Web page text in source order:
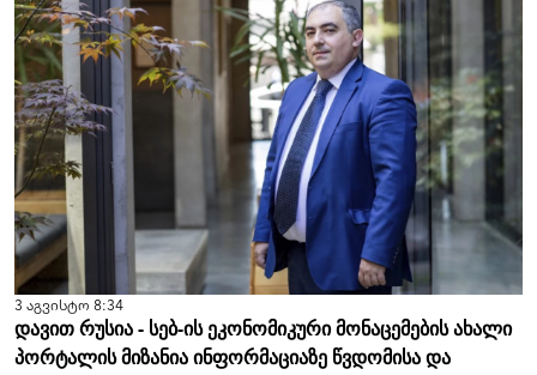
3 აგვისტო 8:34
დავით რუსია - სებ-ის ეკონომიკური მონაცემების ახალი
პორტალის მიზანია ინფორმაციაზე წვდომისა და